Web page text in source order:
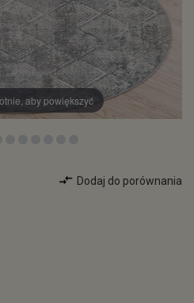
aby powiększyć
Dodaj do porównania